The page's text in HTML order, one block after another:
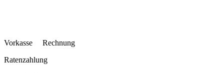
Vorkasse Rechnung
Ratenzahlung